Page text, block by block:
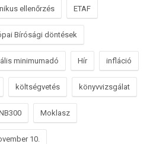
ellenőrzés ETAF
Bírósági döntések
minimumadó Hír infláció
költségvetés könyvvizsgálat
Moklasz
10.